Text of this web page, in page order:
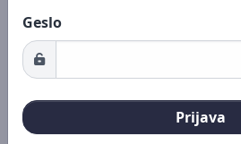
Geslo
Prijava